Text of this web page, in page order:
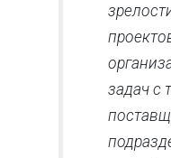
задач с